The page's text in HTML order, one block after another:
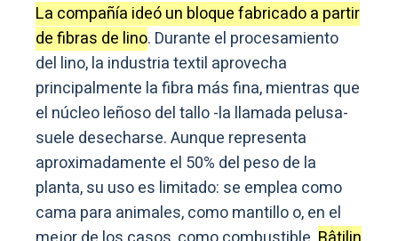
La compañía ideó un bloque fabricado a partir
de fibras de lino. Durante el procesamiento
del lino, la industria textil aprovecha
principalmente la fibra más fina, mientras que
el núcleo leñoso del tallo -la llamada pelusa-
suele desecharse. Aunque representa
aproximadamente el 50% del peso de la
planta, su uso es limitado: se emplea como
cama para animales, como mantillo o, en el